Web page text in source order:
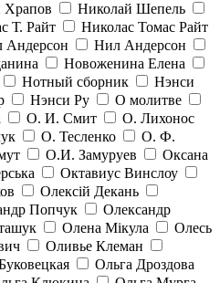
Храпов
Николай Шепель
Т. Райт
Николас Томас Райт
Андерсон
Нил Андерсон
Новоженина Елена
Нотный сборник
Нэнси
Нэнси Ру
О молитве
О. И. Смит
О. Лихонос
О. Тесленко
О. Ф.
О.И. Замуруев
Оксана
Октавиус Винслоу
Олексій Декань
Попчук
Олександр
Олена Мікула
Олесь
Оливье Клеман
Ольга Дроздова